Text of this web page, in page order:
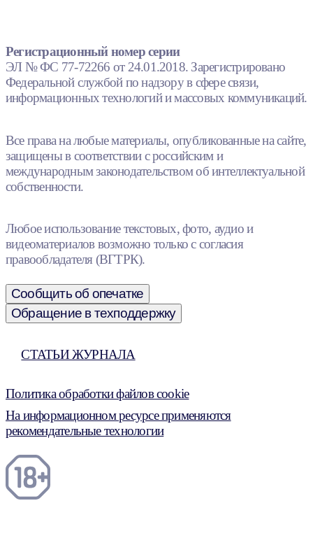
Регистрационный номер серии
ЭЛ № ФС 77-72266 от 24.01.2018. Зарегистрировано
Федеральной службой по надзору в сфере связи,
информационных технологий и массовых коммуникаций.
Все права на любые материалы, опубликованные на сайте,
защищены в соответствии с российским и
международным законодательством об интеллектуальной
собственности.
Любое использование текстовых, фото, аудио и
видеоматериалов возможно только с согласия
правообладателя (ВГТРК).
Сообщить об опечатке
Обращение в техподдержку
СТАТЬИ ЖУРНАЛА
Политика обработки файлов cookie
На информационном ресурсе применяются
рекомендательные технологии